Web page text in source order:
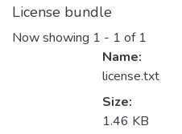
License bundle
Now showing 1 - 1 of 1
Name:
license.txt
Size:
1.46 KB